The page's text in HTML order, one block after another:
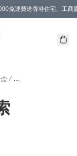
免運費送香港住宅、工商
/ E組 Curacao 庫拉索